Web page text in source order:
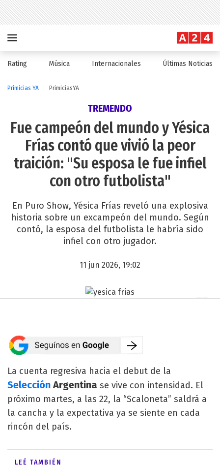
Rating Música Internacionales Últimas Noticias
Primicias YA PrimiciasYA
TREMENDO
Fue campeón del mundo y Yésica
Frías contó que vivió la peor
traición: "Su esposa le fue infiel
con otro futbolista"
En Puro Show, Yésica Frías reveló una explosiva
historia sobre un excampeón del mundo. Según
contó, la esposa del futbolista le habría sido
infiel con otro jugador.
11 jun 2026, 19:02
La cuenta regresiva hacia el debut de la
Selección Argentina se vive con intensidad. El
próximo martes, a las 22, la “Scaloneta” saldrá a
la cancha y la expectativa ya se siente en cada
rincón del país.
LEÉ TAMBIÉN